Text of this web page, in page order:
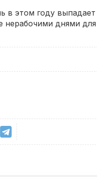
этом году выпадает
нерабочими днями